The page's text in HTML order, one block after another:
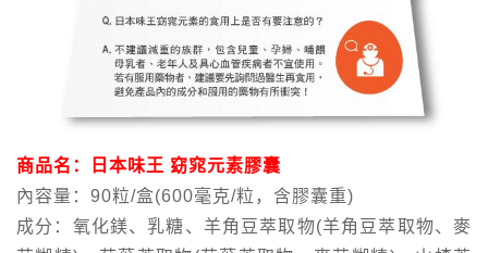
商品名：日本味王 窈窕元素膠囊
內容量：90粒/盒(600毫克/粒，含膠囊重)
成分：氧化鎂、乳糖、羊角豆萃取物(羊角豆萃取物、麥